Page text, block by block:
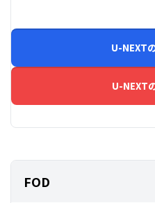
U-NEXT
U-NEXT
FOD